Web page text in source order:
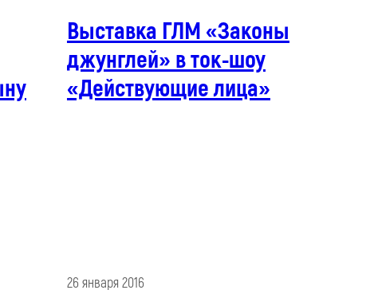
Выставка ГЛМ «Законы
джунглей» в ток-шоу
«Действующие лица»
26 января 2016